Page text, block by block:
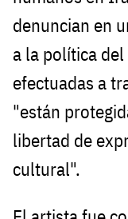
denuncian en
a la política
efectuadas a
"están
libertad de
cultural".